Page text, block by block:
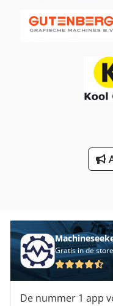
bovenaanvoer en
een batch-
bestaande
inlegrollen. Robatech
lijmsysteem voor
producten. Inclusief
handleidingen.
mm Vouwmaat: 177 x
Gratis in de store
De nummer 1 app